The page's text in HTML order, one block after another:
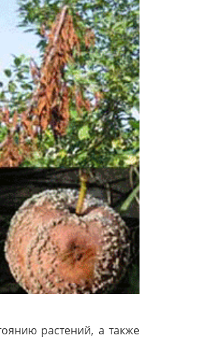
растений, а также